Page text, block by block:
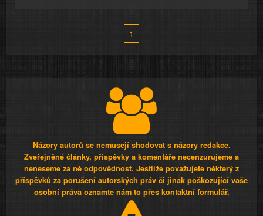
1
Názory autorů se nemusejí shodovat s názory redakce.
Zveřejněné články, příspěvky a komentáře necenzurujeme a
neneseme za ně odpovědnost. Jestliže považujete některý z
příspěvků za porušení autorských práv či jinak poškozující vaše
osobní práva oznamte nám to přes kontaktní formulář.